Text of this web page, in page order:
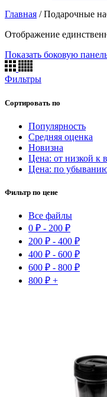
Главная /Подарочные
Отображение
Показать боковую
Фильтры
Сортировать по
Популярность
Средняя оценка
Новизна
Цена: от низкой к
Цена: по
Фильтр по цене
Все файлы
0 ₽ - 200 ₽
200 ₽ - 400 ₽
400 ₽ - 600 ₽
600 ₽ - 800 ₽
800 ₽ +